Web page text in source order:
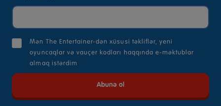
Mən The Entertainer-dən xüsusi təkliflər, yeni
oyuncaqlar və vauçer kodları haqqında e-məktublar
almaq istərdim